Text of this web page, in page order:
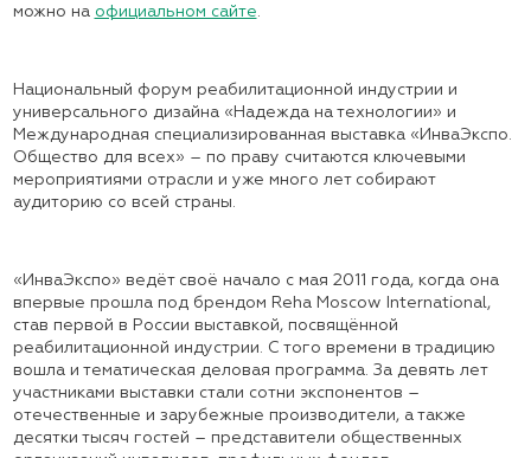
можно на официальном сайте.
Национальный форум реабилитационной индустрии и
универсального дизайна «Надежда на технологии» и
Международная специализированная выставка «ИнваЭкспо.
Общество для всех» – по праву считаются ключевыми
мероприятиями отрасли и уже много лет собирают
аудиторию со всей страны.
«ИнваЭкспо» ведёт своё начало с мая 2011 года, когда она
впервые прошла под брендом Reha Moscow International,
став первой в России выставкой, посвящённой
реабилитационной индустрии. С того времени в традицию
вошла и тематическая деловая программа. За девять лет
участниками выставки стали сотни экспонентов –
отечественные и зарубежные производители, а также
десятки тысяч гостей – представители общественных